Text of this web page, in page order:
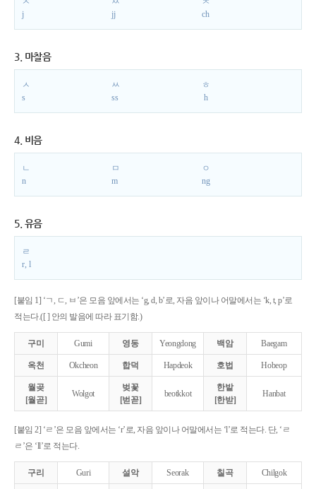
j
jj
ch
3. 마찰음
ㅅ
s
ㅆ
ss
ㅎ
h
4. 비음
ㄴ
n
ㅁ
m
ㅇ
ng
5. 유음
ㄹ
r, l
[붙임 1] ‘ㄱ, ㄷ, ㅂ’은 모음 앞에서는 ‘g, d, b’로, 자음 앞이나 어말에서는 ‘k, t, p’로
적는다.([ ] 안의 발음에 따라 표기함.)
구미 Gumi 영동 Yeongdong 백암 Baegam
옥천 Okcheon 합덕 Hapdeok 호법 Hobeop
월곶
[월곧]
Wolgot
벚꽃
[벋꼳]
beotkkot
한밭
[한받]
Hanbat
[붙임 2] ‘ㄹ’은 모음 앞에서는 ‘r’로, 자음 앞이나 어말에서는 ‘l’로 적는다. 단, ‘ㄹ
ㄹ’은 ‘ll’로 적는다.
구리 Guri 설악 Seorak 칠곡 Chilgok